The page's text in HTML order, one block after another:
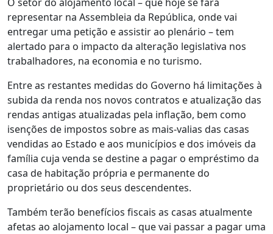
representar na Assembleia da República, onde vai
entregar uma petição e assistir ao plenário – tem
alertado para o impacto da alteração legislativa nos
trabalhadores, na economia e no turismo.
Entre as restantes medidas do Governo há limitações à
subida da renda nos novos contratos e atualização das
rendas antigas atualizadas pela inflação, bem como
isenções de impostos sobre as mais-valias das casas
vendidas ao Estado e aos municípios e dos imóveis da
família cuja venda se destine a pagar o empréstimo da
casa de habitação própria e permanente do
proprietário ou dos seus descendentes.
Também terão benefícios fiscais as casas atualmente
afetas ao alojamento local – que vai passar a pagar uma